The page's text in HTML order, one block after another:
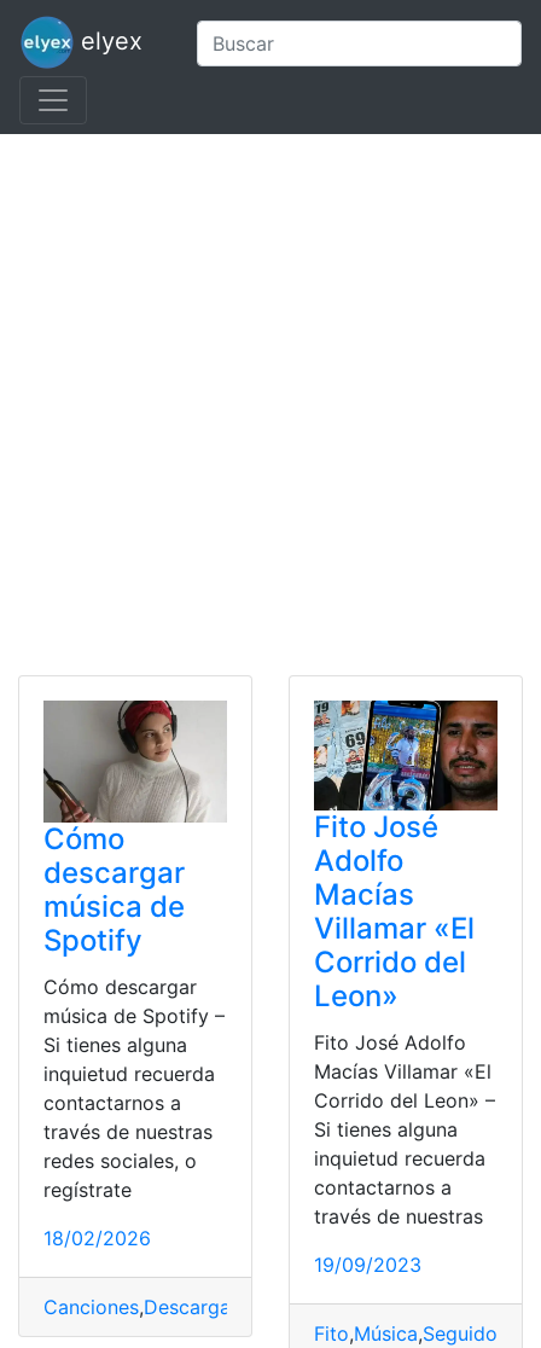
elyex
Cómo
descargar
música de
Spotify
Cómo descargar
música de Spotify –
Si tienes alguna
inquietud recuerda
contactarnos a
través de nuestras
redes sociales, o
regístrate
18/02/2026
Canciones,Descargar Guardar,Música,Spotify
Fito José
Adolfo
Macías
Villamar «El
Corrido del
Leon»
Fito José Adolfo
Macías Villamar «El
Corrido del Leon» –
Si tienes alguna
inquietud recuerda
contactarnos a
través de nuestras
19/09/2023
Fito,Música,Seguidores